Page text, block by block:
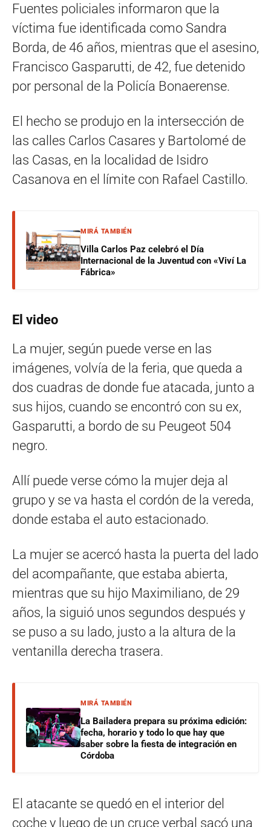
Fuentes policiales informaron que la
víctima fue identificada como Sandra
Borda, de 46 años, mientras que el asesino,
Francisco Gasparutti, de 42, fue detenido
por personal de la Policía Bonaerense.
El hecho se produjo en la intersección de
las calles Carlos Casares y Bartolomé de
las Casas, en la localidad de Isidro
Casanova en el límite con Rafael Castillo.
MIRÁ TAMBIÉN
Villa Carlos Paz celebró el Día
Internacional de la Juventud con «Viví La
Fábrica»
El video
La mujer, según puede verse en las
imágenes, volvía de la feria, que queda a
dos cuadras de donde fue atacada, junto a
sus hijos, cuando se encontró con su ex,
Gasparutti, a bordo de su Peugeot 504
negro.
Allí puede verse cómo la mujer deja al
grupo y se va hasta el cordón de la vereda,
donde estaba el auto estacionado.
La mujer se acercó hasta la puerta del lado
del acompañante, que estaba abierta,
mientras que su hijo Maximiliano, de 29
años, la siguió unos segundos después y
se puso a su lado, justo a la altura de la
ventanilla derecha trasera.
MIRÁ TAMBIÉN
La Bailadera prepara su próxima edición:
fecha, horario y todo lo que hay que
saber sobre la fiesta de integración en
Córdoba
El atacante se quedó en el interior del
coche y luego de un cruce verbal sacó una